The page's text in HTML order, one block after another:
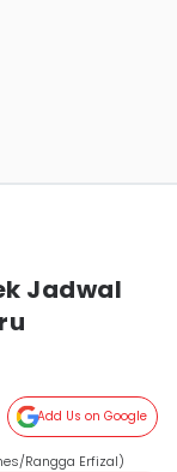
Jadwal
Add Us on Google
Rangga Erfizal)